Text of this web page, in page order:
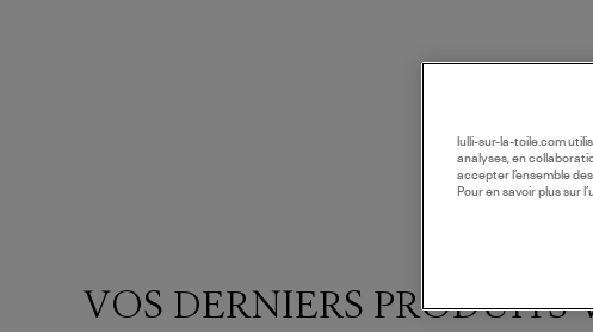
VOS DERNIERS PRODUITS
lulli-sur-la-toile.com
analyses, en
accepter l’ensemble
Pour en savoir plus sur